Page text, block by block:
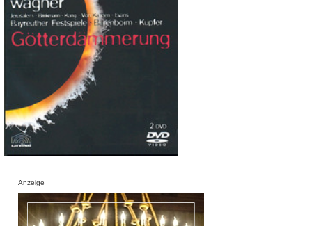
Anzeige